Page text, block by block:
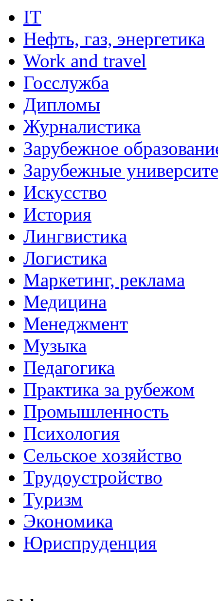
IT
Нефть, газ, энергетика
Work and travel
Госслужба
Дипломы
Журналистика
Зарубежное
Зарубежные
Искусство
История
Лингвистика
Логистика
Маркетинг, реклама
Медицина
Менеджмент
Музыка
Педагогика
Практика за рубежом
Промышленность
Психология
Сельское хозяйство
Трудоустройство
Туризм
Экономика
Юриспруденция